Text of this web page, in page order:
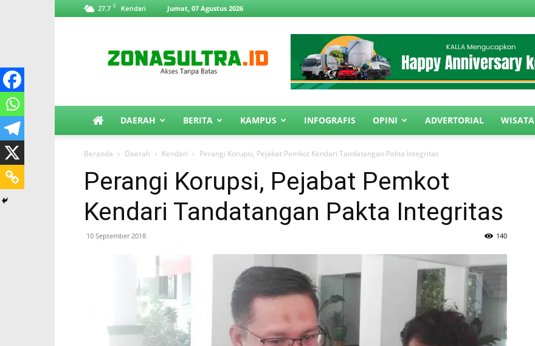
27.7 C Kendari Jumat, 07 Agustus 2026
DAERAH BERITA KAMPUS INFOGRAFIS OPINI ADVERTORIAL WISATA
Beranda Daerah Kendari Perangi Korupsi, Pejabat Pemkot Kendari Tandatangan Pakta Integritas
Perangi Korupsi, Pejabat Pemkot
Kendari Tandatangan Pakta Integritas
10 September 2018 140